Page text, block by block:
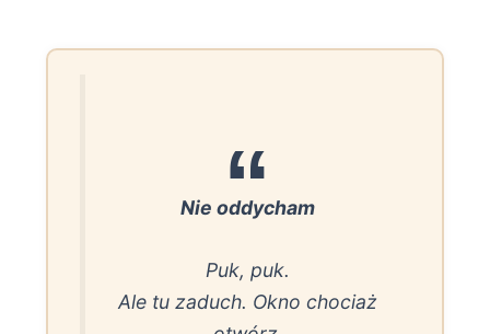
Nie oddycham
Puk, puk.
Ale tu zaduch. Okno chociaż